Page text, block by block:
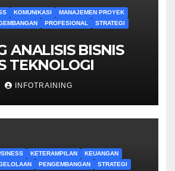
KOMUNIKASI
MANAJEMEN PROYEK
PROFESIONAL
STRATEGI
ANALISIS BISNIS
TEKNOLOGI
INFOTRAINING
KETERAMPILAN
KEUANGAN
PENGEMBANGAN STRATEGI